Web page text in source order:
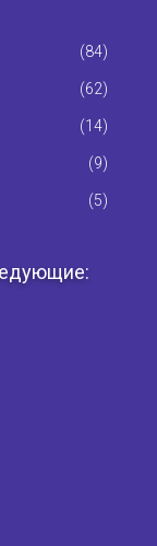
(84)
(62)
(14)
(9)
(5)